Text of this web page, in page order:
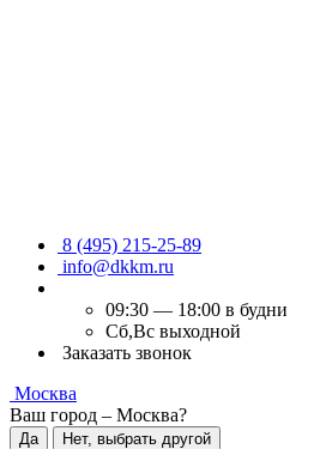
8 (495) 215-25-89
info@dkkm.ru
09:30 — 18:00 в будни
Сб,Вс выходной
Заказать звонок
Москва
Ваш город – Москва?
Да Нет, выбрать другой